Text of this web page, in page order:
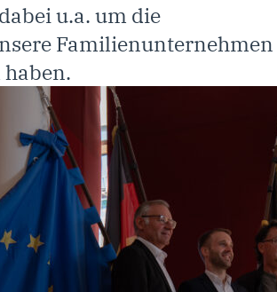
u.a. um die
Familienunternehmen